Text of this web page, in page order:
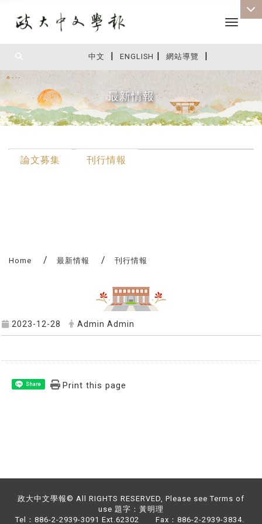
中文 | ENGLISH | 網站導覽 |
Toggle
最新情報
論文募集 刊行情報
Home 最新情報 刊行情報
2023-12-28 Admin Admin
Share Print this page
政大中文學報© All RIGHTS RESERVED, Please see Terms of
use 題字：黃明理
Tel：886-2-2939-3091 Ext.62302 Fax：886-2-2939-3834.